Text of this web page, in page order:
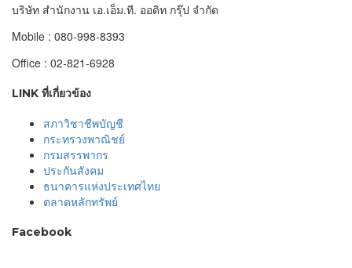
บริษัท สำนักงาน เอ.เอ็ม.ที. ออดิท กรุ๊ป จำกัด
Mobile : 080-998-8393
Office : 02-821-6928
LINK ที่เกี่ยวข้อง
สภาวิชาชีพบัญชี
กระทรวงพาณิชย์
กรมสรรพากร
ประกันสังคม
ธนาคารแห่งประเทศไทย
ตลาดหลักทรัพย์
Facebook